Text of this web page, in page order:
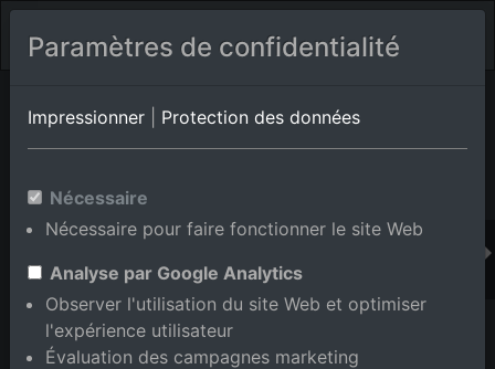
Album de lieux Dobel en Bade-Wurtemberg,Allemagne
Paramètres de confidentialité
Impressionner Protection des données
Nécessaire
Nécessaire pour faire fonctionner le site Web
Analyse par Google Analytics
Observer l'utilisation du site Web et optimiser
l'expérience utilisateur
Évaluation des campagnes marketing